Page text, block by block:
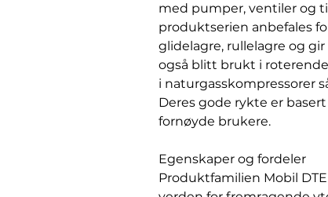
med pumper, ventiler og
produktserien anbefales
glidelagre, rullelagre og
også blitt brukt i
i naturgasskompressorer
Deres gode rykte er
fornøyde brukere.
Egenskaper og fordeler
Produktfamilien Mobil